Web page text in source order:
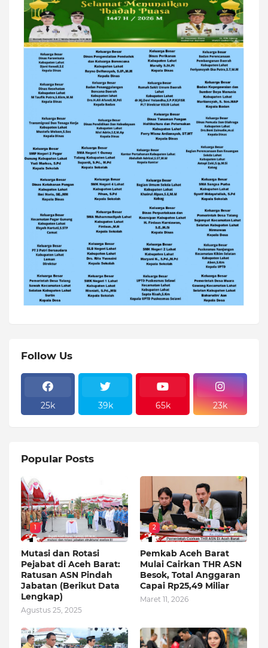
Follow Us
25k 39k 65k 23k
Popular Posts
1
Mutasi dan Rotasi
Pejabat di Aceh Barat:
Ratusan ASN Pindah
Jabatan (Berikut Data
Lengkap)
Agustus 25, 2025
2
Pemkab Aceh Barat
Mulai Cairkan THR ASN
Besok, Total Anggaran
Capai Rp25,49 Miliar
Maret 11, 2026